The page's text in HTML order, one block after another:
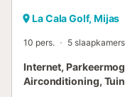
La Cala Golf, Mijas
10 pers. 5 slaapkamers
Internet,
Airconditioning,